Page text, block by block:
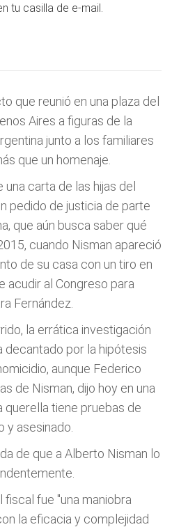
tu casilla de e-mail.
que reunió en una plaza del
Aires a figuras de la
junto a los familiares
que un homenaje.
carta de las hijas del
pedido de justicia de parte
que aún busca saber qué
cuando Nisman apareció
de su casa con un tiro en
acudir al Congreso para
Fernández.
la errática investigación
decantado por la hipótesis
aunque Federico
de Nisman, dijo hoy en una
querella tiene pruebas de
y asesinado.
de que a Alberto Nisman lo
fiscal fue "una maniobra
la eficacia y complejidad